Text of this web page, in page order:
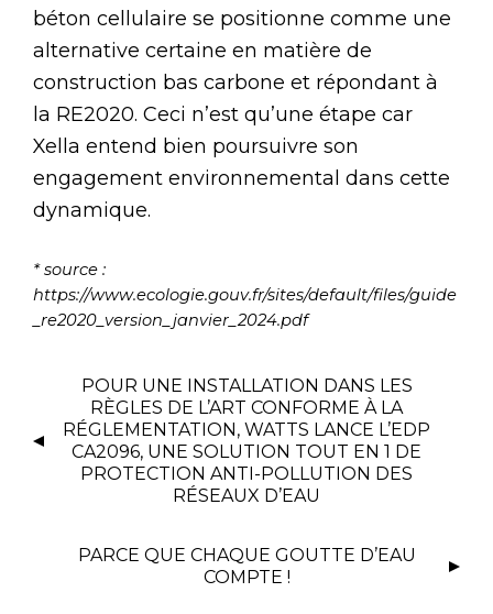
béton cellulaire se positionne comme une
alternative certaine en matière de
construction bas carbone et répondant à
la RE2020. Ceci n’est qu’une étape car
Xella entend bien poursuivre son
engagement environnemental dans cette
dynamique.
* source :
https://www.ecologie.gouv.fr/sites/default/files/guide
_re2020_version_janvier_2024.pdf
POUR UNE INSTALLATION DANS LES
RÈGLES DE L’ART CONFORME À LA
RÉGLEMENTATION, WATTS LANCE L’EDP
CA2096, UNE SOLUTION TOUT EN 1 DE
PROTECTION ANTI-POLLUTION DES
RÉSEAUX D’EAU
PARCE QUE CHAQUE GOUTTE D’EAU
COMPTE !